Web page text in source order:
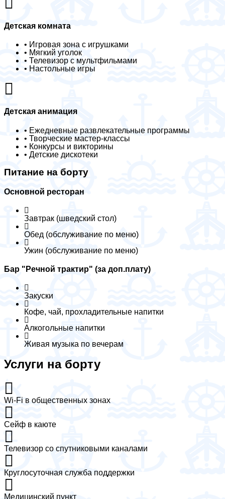
Детская комната
• Игровая зона с игрушками
• Мягкий уголок
• Телевизор с мультфильмами
• Настольные игры
Детская анимация
• Ежедневные развлекательные программы
• Творческие мастер-классы
• Конкурсы и викторины
• Детские дискотеки
Питание на борту
Основной ресторан
Завтрак (шведский стол)
Обед (обслуживание по меню)
Ужин (обслуживание по меню)
Бар "Речной трактир" (за доп.плату)
Закуски
Кофе, чай, прохладительные напитки
Алкогольные напитки
Живая музыка по вечерам
Услуги на борту
Wi-Fi в общественных зонах
Сейф в каюте
Телевизор со спутниковыми каналами
Круглосуточная служба поддержки
Медицинский пункт